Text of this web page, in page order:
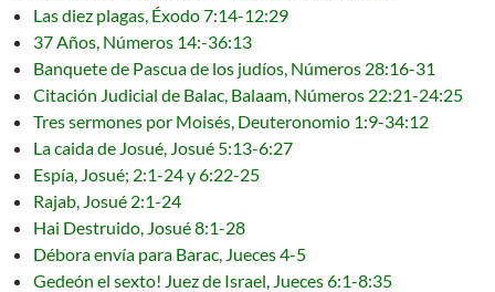
Las diez plagas, Éxodo 7:14-12:29
37 Años, Números 14:-36:13
Banquete de Pascua de los judíos, Números 28:16-31
Citación Judicial de Balac, Balaam, Números 22:21-24:25
Tres sermones por Moisés, Deuteronomio 1:9-34:12
La caida de Josué, Josué 5:13-6:27
Espía, Josué; 2:1-24 y 6:22-25
Rajab, Josué 2:1-24
Hai Destruido, Josué 8:1-28
Débora envía para Barac, Jueces 4-5
Gedeón el sexto! Juez de Israel, Jueces 6:1-8:35